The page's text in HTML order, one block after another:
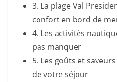
3. La plage Val
confort en bord de
4. Les activités
pas manquer
5. Les goûts et
de votre séjour